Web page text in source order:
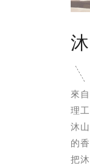
來
理
沐
的
把